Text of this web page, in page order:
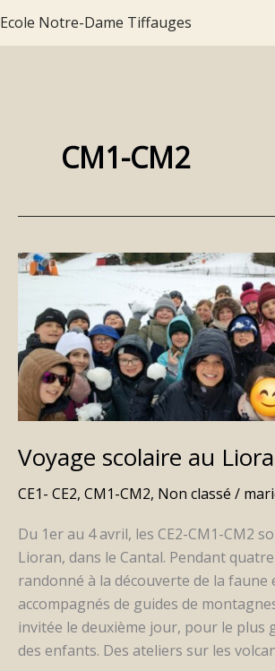
au
Ecole Notre-Dame Tiffauges
CM1-CM2
Voyage scolaire au
CE1- CE2, CM1-CM2, Non classé /
Du 1er au 4 avril, les CE2-CM1-CM2
Lioran, dans le Cantal. Pendant
randonné à la découverte de la faune
accompagnés de guides de
invitée le deuxième jour, pour le plus
des enfants. Des ateliers sur les
Voyage
Lioran
(Cantal)